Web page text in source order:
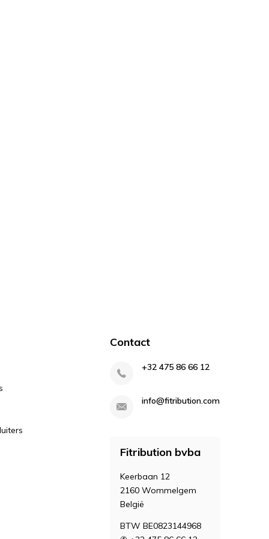
Contact
+32 475 86 66 12
info@fitribution.com
Fitribution bvba
Keerbaan 12
2160 Wommelgem
België
BTW BE0823144968